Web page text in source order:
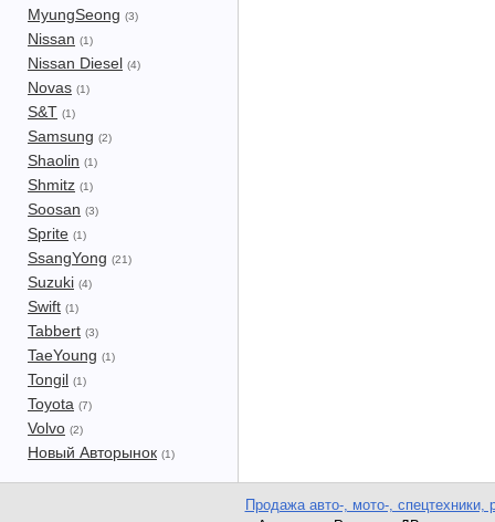
MyungSeong (3)
Nissan (1)
Nissan Diesel (4)
Novas (1)
S&T (1)
Samsung (2)
Shaolin (1)
Shmitz (1)
Soosan (3)
Sprite (1)
SsangYong (21)
Suzuki (4)
Swift (1)
Tabbert (3)
TaeYoung (1)
Tongil (1)
Toyota (7)
Volvo (2)
Новый Авторынок (1)
Продажа авто-, мото-, спецтехники,